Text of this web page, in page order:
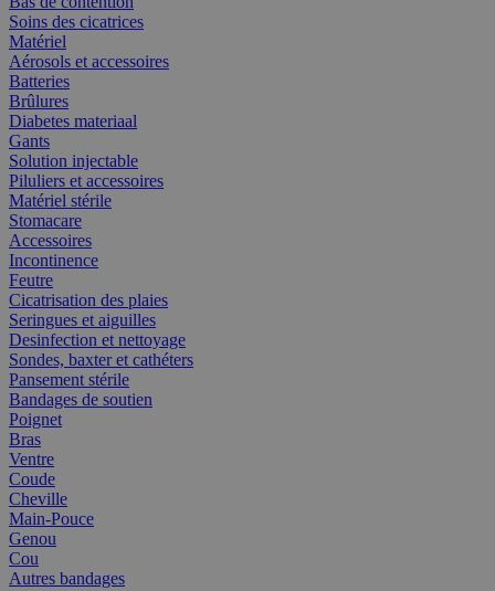
Soins des cicatrices
Matériel
Aérosols et accessoires
Batteries
Brûlures
Diabetes materiaal
Gants
Solution injectable
Piluliers et accessoires
Matériel stérile
Stomacare
Accessoires
Incontinence
Feutre
Cicatrisation des plaies
Seringues et aiguilles
Desinfection et nettoyage
Sondes, baxter et cathéters
Pansement stérile
Bandages de soutien
Poignet
Bras
Ventre
Coude
Cheville
Main-Pouce
Genou
Cou
Autres bandages